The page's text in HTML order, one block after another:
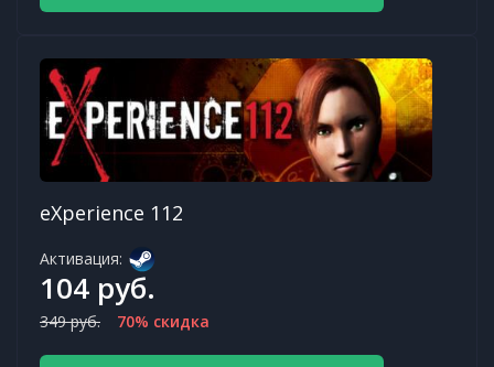
eXperience 112
Активация:
104 руб.
349 руб. 70% скидка